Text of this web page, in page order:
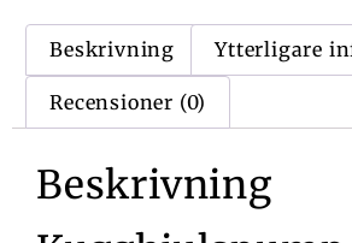
Beskrivning Ytterligare
Recensioner (0)
Beskrivning